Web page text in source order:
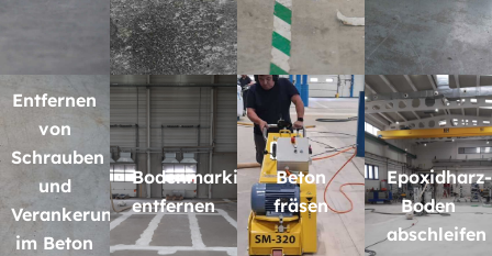
Entfernen
von
Schrauben
und
Verankerungen
im Beton
Bodenmarkierungen
entfernen
Beton
fräsen
Epoxidharz-
Boden
abschleifen